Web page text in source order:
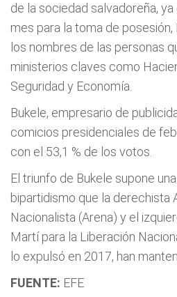
de la sociedad salvadoreña,
mes para la toma de
los nombres de las personas
ministerios claves como
Seguridad y Economía.
Bukele, empresario de
comicios presidenciales de
con el 53,1 % de los votos.
El triunfo de Bukele supone
bipartidismo que la derechista
Nacionalista (Arena) y el
Martí para la Liberación
lo expulsó en 2017, han
FUENTE: EFE